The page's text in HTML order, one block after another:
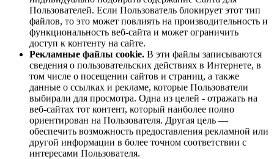
Пользователей. Если Пользователь блокирует этот тип
файлов, то это может повлиять на производительность и
функциональность веб-сайта и может ограничить
доступ к контенту на сайте.
Рекламные файлы cookie. В эти файлы записываются
сведения о пользовательских действиях в Интернете, в
том числе о посещении сайтов и страниц, а также
данные о ссылках и рекламе, которые Пользователи
выбирали для просмотра. Одна из целей - отражать на
веб-сайтах тот контент, который наиболее полно
ориентирован на Пользователя. Другая цель —
обеспечить возможность предоставления рекламной или
другой информации в более точном соответствии с
интересами Пользователя.